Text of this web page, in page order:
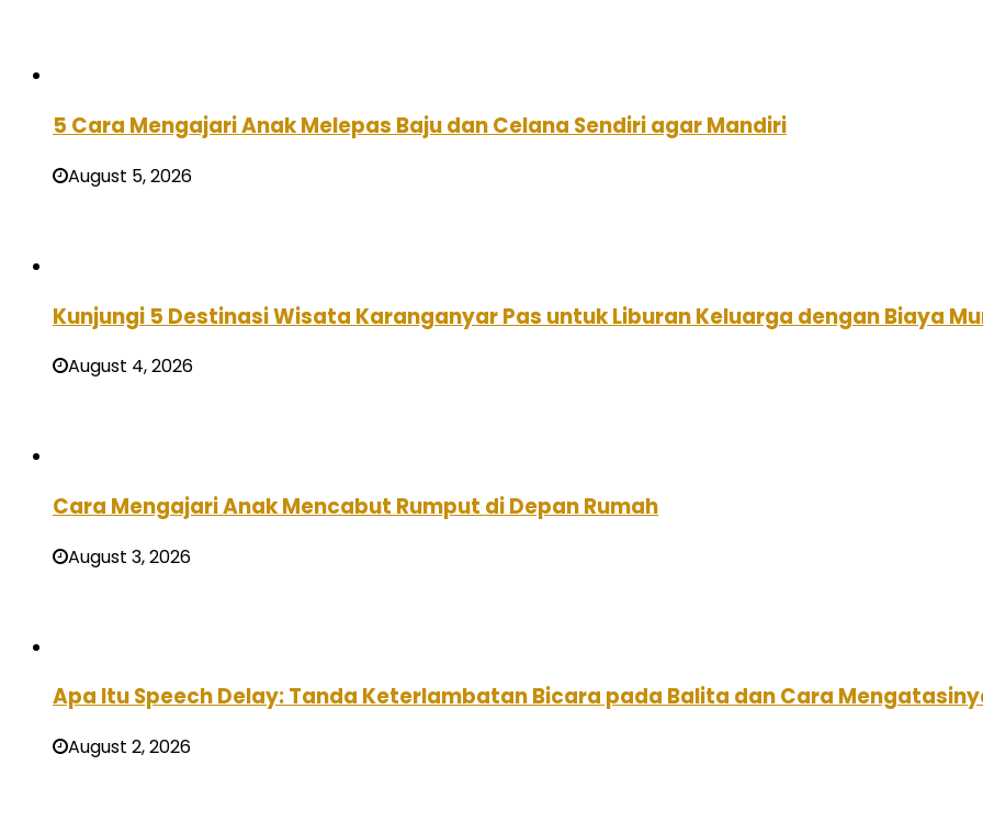
5 Cara Mengajari Anak Melepas Baju dan Celana Sendiri agar Mandiri
August 5, 2026
Kunjungi 5 Destinasi Wisata Karanganyar Pas untuk Liburan Keluarga dengan Biaya
August 4, 2026
Cara Mengajari Anak Mencabut Rumput di Depan Rumah
August 3, 2026
Apa Itu Speech Delay: Tanda Keterlambatan Bicara pada Balita dan Cara
August 2, 2026